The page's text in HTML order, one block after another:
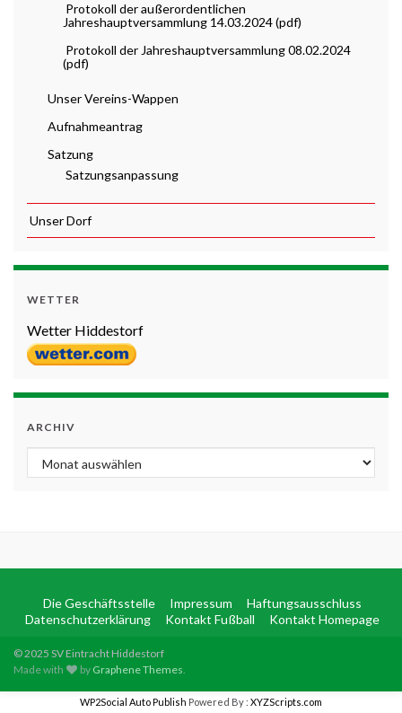
Protokoll der außerordentlichen
Jahreshauptversammlung 14.03.2024 (pdf)
Protokoll der Jahreshauptversammlung 08.02.2024
(pdf)
Unser Vereins-Wappen
Aufnahmeantrag
Satzung
Satzungsanpassung
Unser Dorf
WETTER
Wetter Hiddestorf
ARCHIV
Archiv
Die Geschäftsstelle Impressum
Haftungsausschluss
Datenschutzerklärung
Kontakt Fußball Kontakt Homepage
© 2025 SV Eintracht Hiddestorf
Made with
by Graphene Themes
WP2Social Auto Publish Powered By : XYZScripts.com